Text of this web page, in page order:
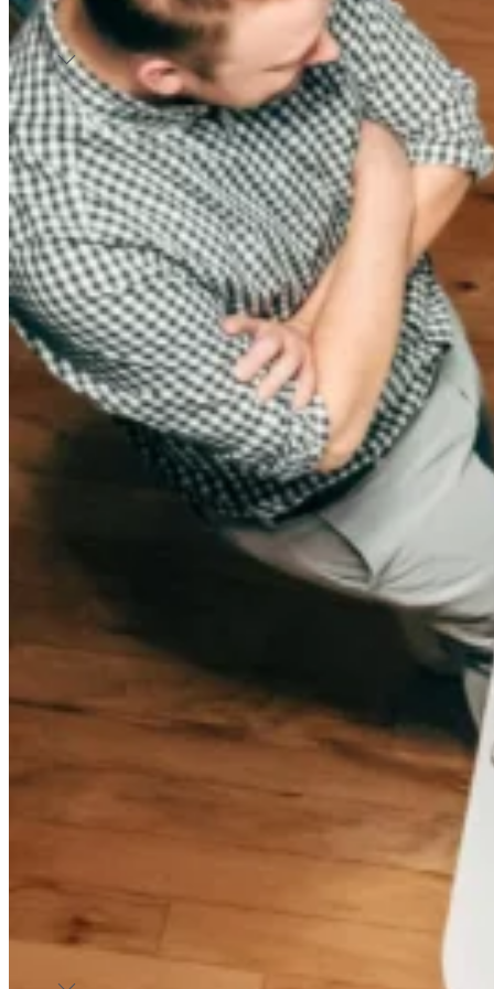
rentable et scalable.
Maison
Transformez l’inspiration en ventes, même sur des achats
à forte considération.
Influence Marketing
Déployez des collaborations créateurs qui génèrent
visibilité, confiance et ventes.
Touchez des audiences mode qualifiées grâce à des affiliés
affinitaires capables de valoriser vos collections.
Activez des partenariats basés sur l’expertise, la preuve et
Tarifs
Ressources
Solutions
Affiliation Marketing
Activez un canal d’acquisition à la pure performance,
rentable et scalable.
Maison
Transformez l’inspiration en ventes, même sur des achats
à forte considération.
Déployez des collaborations créateurs qui génèrent
visibilité, confiance et ventes.
Touchez des audiences mode qualifiées grâce à des affiliés
affinitaires capables de valoriser vos collections.